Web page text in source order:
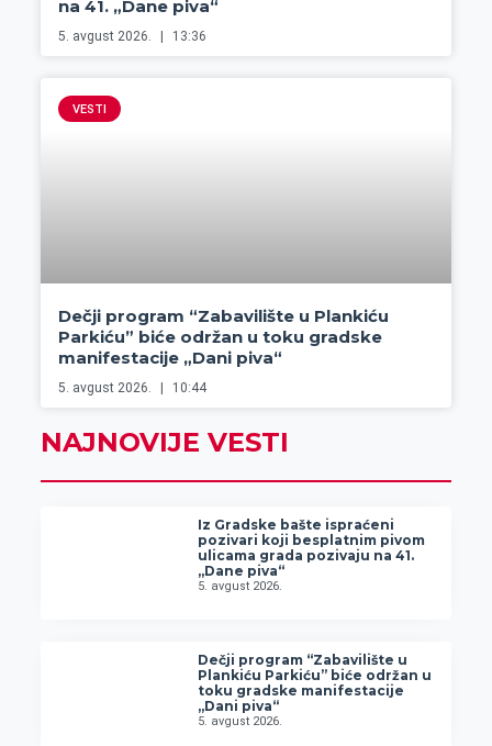
na 41. „Dane piva“
5. avgust 2026. 13:36
VESTI
Dečji program “Zabavilište u Plankiću
Parkiću” biće održan u toku gradske
manifestacije „Dani piva“
5. avgust 2026. 10:44
NAJNOVIJE VESTI
Iz Gradske bašte ispraćeni
pozivari koji besplatnim pivom
ulicama grada pozivaju na 41.
„Dane piva“
5. avgust 2026.
Dečji program “Zabavilište u
Plankiću Parkiću” biće održan u
toku gradske manifestacije
„Dani piva“
5. avgust 2026.